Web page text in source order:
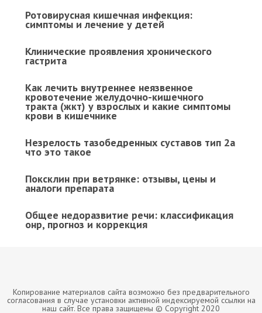
Ротовирусная кишечная инфекция:
симптомы и лечение у детей
Клинические проявления хронического
гастрита
Как лечить внутреннее неязвенное
кровотечение желудочно-кишечного
тракта (жкт) у взрослых и какие симптомы
крови в кишечнике
Незрелость тазобедренных суставов тип 2а
что это такое
Поксклин при ветрянке: отзывы, цены и
аналоги препарата
Общее недоразвитие речи: классификация
онр, прогноз и коррекция
Копирование материалов сайта возможно без предварительного
согласования в случае установки активной индексируемой ссылки на
наш сайт. Все права защищены © Copyright 2020